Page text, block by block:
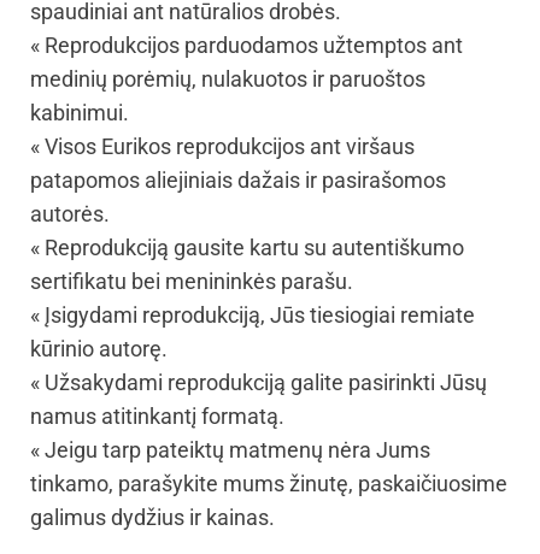
spaudiniai ant natūralios drobės.
« Reprodukcijos parduodamos užtemptos ant
medinių porėmių, nulakuotos ir paruoštos
kabinimui.
« Visos Eurikos reprodukcijos ant viršaus
patapomos aliejiniais dažais ir pasirašomos
autorės.
« Reprodukciją gausite kartu su autentiškumo
sertifikatu bei menininkės parašu.
« Įsigydami reprodukciją, Jūs tiesiogiai remiate
kūrinio autorę.
« Užsakydami reprodukciją galite pasirinkti Jūsų
namus atitinkantį formatą.
« Jeigu tarp pateiktų matmenų nėra Jums
tinkamo, parašykite mums žinutę, paskaičiuosime
galimus dydžius ir kainas.